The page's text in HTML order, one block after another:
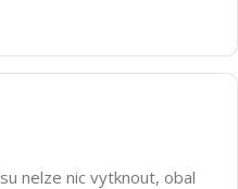
nelze nic vytknout, obal